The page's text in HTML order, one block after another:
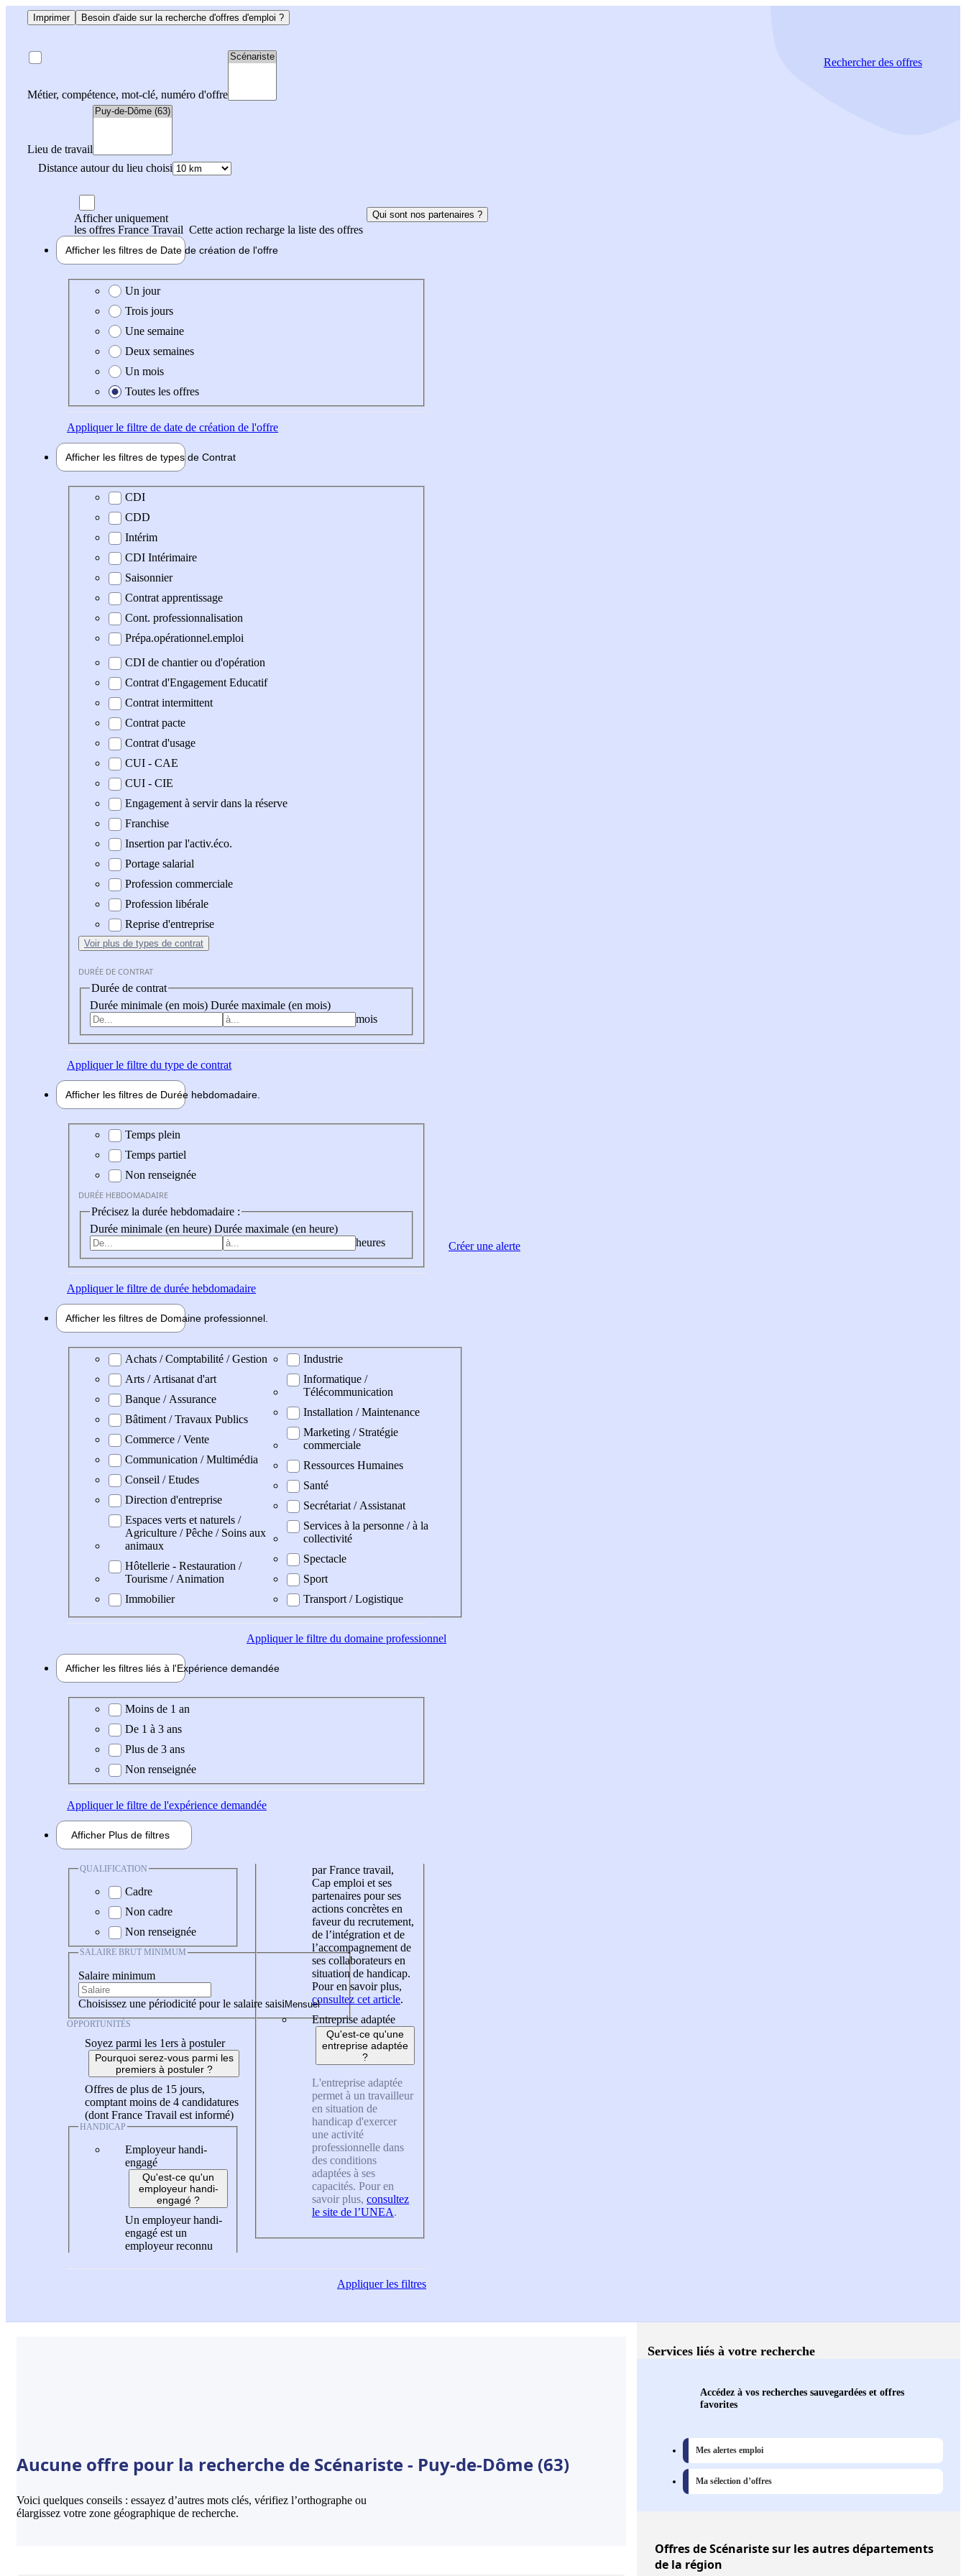
Imprimer Besoin d'aide sur la recherche d'offres d'emploi ?
Métier, compétence, mot-clé, numéro d'offre
Lieu de travail
Distance autour du lieu choisi
Rechercherdes offres
Afficher uniquement
les offres France Travail Cette action recharge la liste des offres
Qui sont nos partenaires ?
Afficher les filtres de Date de création de l'offre
Date de création de l'offre
Un jour
Trois jours
Une semaine
Deux semaines
Un mois
Toutes les offres
Appliquerle filtre de date de création de l'offre
Afficher les filtres de types de Contrat
Type de contrat
CDI
CDD
Intérim
CDI Intérimaire
Saisonnier
Contrat apprentissage
Cont. professionnalisation
Prépa.opérationnel.emploi
CDI de chantier ou d'opération
Contrat d'Engagement Educatif
Contrat intermittent
Contrat pacte
Contrat d'usage
CUI - CAE
CUI - CIE
Engagement à servir dans la réserve
Franchise
Insertion par l'activ.éco.
Portage salarial
Profession commerciale
Profession libérale
Reprise d'entreprise
Voir plus de types de contrat
DURÉE DE CONTRAT
Durée de contrat
Durée minimale (en mois) Durée maximale (en mois)
mois
Appliquerle filtre du type de contrat
Afficher les filtres de Durée hebdomadaire
Durée hebdomadaire
Temps plein
Temps partiel
Non renseignée
DURÉE HEBDOMADAIRE
Précisez la durée hebdomadaire :
Durée minimale (en heure) Durée maximale (en heure)
heures
Appliquerle filtre de durée hebdomadaire
Afficher les filtres de Domaine professionnel
Domaine professionel
Achats / Comptabilité / Gestion
Arts / Artisanat d'art
Banque / Assurance
Bâtiment / Travaux Publics
Commerce / Vente
Communication / Multimédia
Conseil / Etudes
Direction d'entreprise
Espaces verts et naturels /
Agriculture / Pêche / Soins aux
animaux
Hôtellerie - Restauration /
Tourisme / Animation
Immobilier
Industrie
Informatique /
Télécommunication
Installation / Maintenance
Marketing / Stratégie
commerciale
Ressources Humaines
Santé
Secrétariat / Assistanat
Services à la personne / à la
collectivité
Spectacle
Sport
Transport / Logistique
Appliquerle filtre du domaine professionnel
Afficher les filtres liés à l'Expérience demandée
Expérience demandée
Moins de 1 an
De 1 à 3 ans
Plus de 3 ans
Non renseignée
Appliquerle filtre de l'expérience demandée
Afficher Plus de filtres
QUALIFICATION
Cadre
Non cadre
Non renseignée
SALAIRE BRUT MINIMUM
Salaire minimum
Choisissez une périodicité pour le salaire saisi
OPPORTUNITÉS
Soyez parmi les 1ers à postuler
Pourquoi serez-vous parmi les
premiers à postuler ?
Offres de plus de 15 jours,
comptant moins de 4 candidatures
(dont France Travail est informé)
HANDICAP
Employeur handi-
engagé
Qu'est-ce qu'un
employeur handi-
engagé ?
Un employeur handi-
engagé est un
employeur reconnu
par France travail,
Cap emploi et ses
partenaires pour ses
actions concrètes en
faveur du recrutement,
de l’intégration et de
l’accompagnement de
ses collaborateurs en
situation de handicap.
Pour en savoir plus,
consultez cet article.
Entreprise adaptée
Qu'est-ce qu'une
entreprise adaptée
?
L'entreprise adaptée
permet à un travailleur
en situation de
handicap d'exercer
une activité
professionnelle dans
des conditions
adaptées à ses
capacités. Pour en
savoir plus, consultez
le site de l’UNEA.
Appliquerles filtres
Créer une alerte
Aucune offre pour la recherche de Scénariste - Puy-de-Dôme (63)
Voici quelques conseils : essayez d’autres mots clés, vérifiez l’orthographe ou
élargissez votre zone géographique de recherche.
Services liés à votre recherche
Accédez à vos recherches sauvegardées et offres
favorites
Mes alertes emploi
Ma sélection d’offres
Offresde Scénariste sur les autres départements
de la région